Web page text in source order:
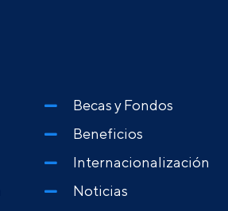
Becas y Fondos
Beneficios
Internacionalización
Noticias